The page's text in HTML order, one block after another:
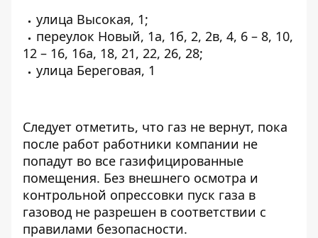
улица Высокая, 1;
переулок Новый, 1а, 1б, 2, 2в, 4, 6 – 8, 10,
12 – 16, 16а, 18, 21, 22, 26, 28;
улица Береговая, 1
Следует отметить, что газ не вернут, пока
после работ работники компании не
попадут во все газифицированные
помещения. Без внешнего осмотра и
контрольной опрессовки пуск газа в
газовод не разрешен в соответствии с
правилами безопасности.